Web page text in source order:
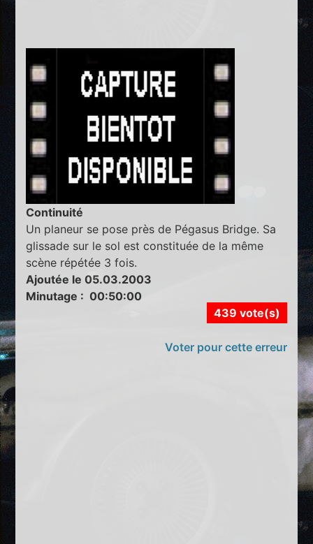
Continuité
Un planeur se pose près de Pégasus Bridge. Sa
glissade sur le sol est constituée de la même
scène répétée 3 fois.
Ajoutée le 05.03.2003
Minutage : 00:50:00
439 vote(s)
Voter pour cette erreur